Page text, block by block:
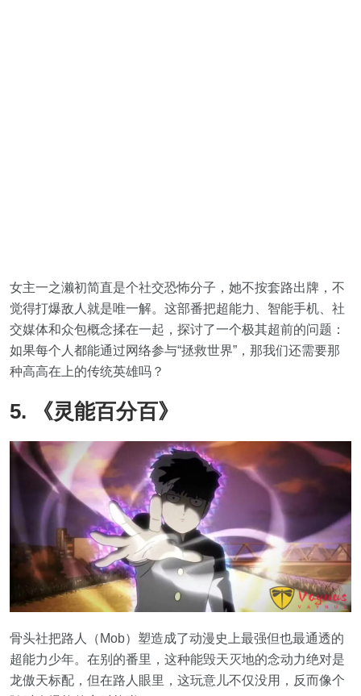
女主一之濑初简直是个社交恐怖分子，她不按套路出牌，不
觉得打爆敌人就是唯一解。这部番把超能力、智能手机、社
交媒体和众包概念揉在一起，探讨了一个极其超前的问题：
如果每个人都能通过网络参与“拯救世界”，那我们还需要那
种高高在上的传统英雄吗？
5. 《灵能百分百》
骨头社把路人（Mob）塑造成了动漫史上最强但也最通透的
超能力少年。在别的番里，这种能毁天灭地的念动力绝对是
龙傲天标配，但在路人眼里，这玩意儿不仅没用，反而像个